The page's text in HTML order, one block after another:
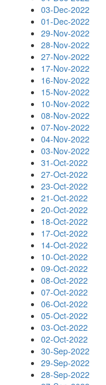
03-Dec-2022
01-Dec-2022
29-Nov-2022
28-Nov-2022
27-Nov-2022
17-Nov-2022
16-Nov-2022
15-Nov-2022
10-Nov-2022
08-Nov-2022
07-Nov-2022
04-Nov-2022
03-Nov-2022
31-Oct-2022
27-Oct-2022
23-Oct-2022
21-Oct-2022
20-Oct-2022
18-Oct-2022
17-Oct-2022
14-Oct-2022
10-Oct-2022
09-Oct-2022
08-Oct-2022
07-Oct-2022
06-Oct-2022
05-Oct-2022
03-Oct-2022
02-Oct-2022
30-Sep-2022
29-Sep-2022
28-Sep-2022